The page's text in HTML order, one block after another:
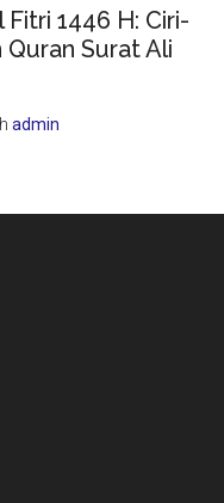
1446 H: Ciri-
Surat Ali
admin